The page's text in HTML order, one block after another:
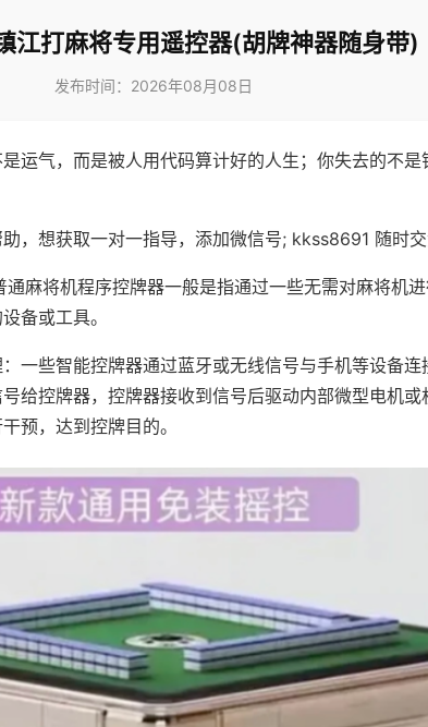
江打麻将专用遥控器(胡牌神器随身带)
发布时间：2026年08月08日
运气，而是被人用代码算计好的人生；你失去的不是
，想获取一对一指导，添加微信号; kkss8691 随时交
麻将机程序控牌器一般是指通过一些无需对麻将机
备或工具。
一些智能控牌器通过蓝牙或无线信号与手机等设备连
给控牌器，控牌器接收到信号后驱动内部微型电机或
预，达到控牌目的。